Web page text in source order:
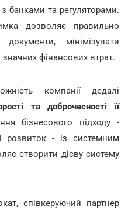
банками та регуляторами.
дозволяє правильно
мінімізувати
значних фінансових втрат.
компанії дедалі
та доброчесності її
бізнесового підходу -
розвиток - із системним
створити дієву систему
співкеруючий партнер